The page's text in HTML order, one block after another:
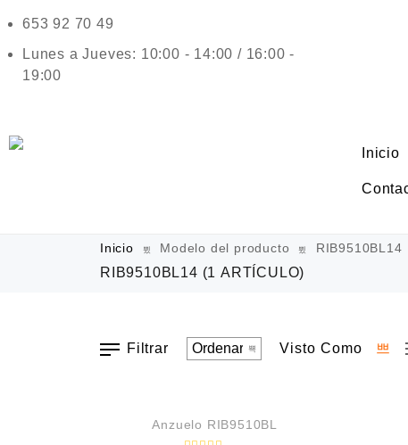
653 92 70 49
Lunes a Jueves: 10:00 - 14:00 / 16:00 -
19:00
Inicio
Inicio Modelo del producto RIB9510BL14
RIB9510BL14 (1 ARTÍCULO)
Filtrar Visto Como
Anzuelo RIB9510BL